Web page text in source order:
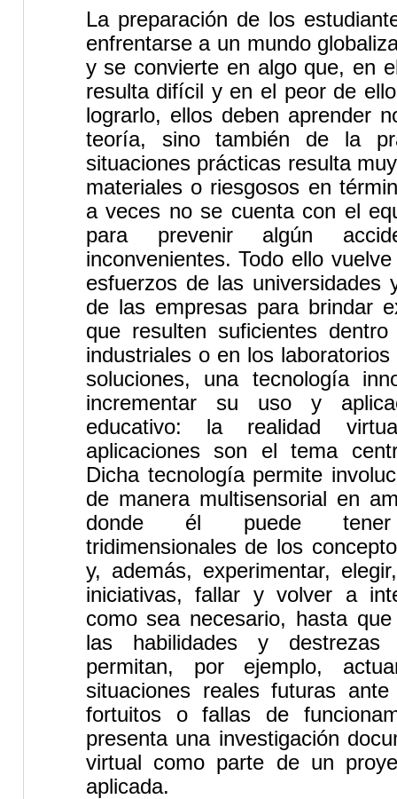
La preparación de los
enfrentarse a un mundo
y se convierte en algo que, en
resulta difícil y en el peor de
lograrlo, ellos deben aprender
teoría, sino también de la
situaciones prácticas resulta
materiales o riesgosos en
a veces no se cuenta con el
para prevenir algún
inconvenientes. Todo ello
esfuerzos de las universidades
de las empresas para brindar
que resulten suficientes
industriales o en los
soluciones, una tecnología
incrementar su uso y
educativo: la realidad
aplicaciones son el tema
Dicha tecnología permite
de manera multisensorial en
donde él puede tener
tridimensionales de los
y, además, experimentar,
iniciativas, fallar y volver a
como sea necesario, hasta
las habilidades y
permitan, por ejemplo,
situaciones reales futuras
fortuitos o fallas de
presenta una investigación
virtual como parte de un
aplicada.